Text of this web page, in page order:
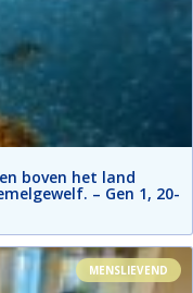
boven het land
– Gen 1, 20-
MENSLIEVEND